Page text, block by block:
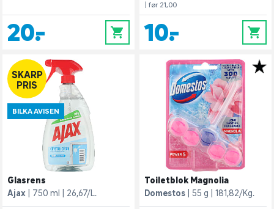
20,- 0
| før 21,00
10,- 0
SKARP
PRIS
BILKA AVISEN
Glasrens
Ajax
750 ml 26,67/L.
Toiletblok Magnolia
Domestos
55 g 181,82/Kg.